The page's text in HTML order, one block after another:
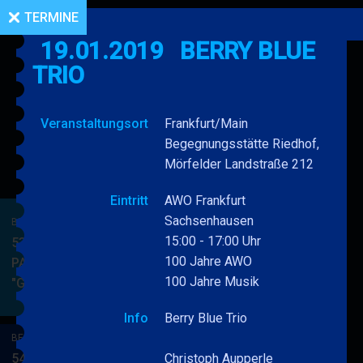
BERRY BLUE & BAND
53. JAZZ Matinee in den
PARKSIDE STUDIOS
"Gypsy Jazz"
&
BERRY BLUE & BAND
54. JAZZ Matinee in den
TERMINE
19.01.2019
BERRY BLUE
TRIO
Veranstaltungsort
Frankfurt/Main
Begegnungsstätte Riedhof,
Mörfelder Landstraße 212
Eintritt
AWO Frankfurt
Sachsenhausen
15:00 - 17:00 Uhr
100 Jahre AWO
100 Jahre Musik
Info Berry Blue Trio
Christoph Aupperle